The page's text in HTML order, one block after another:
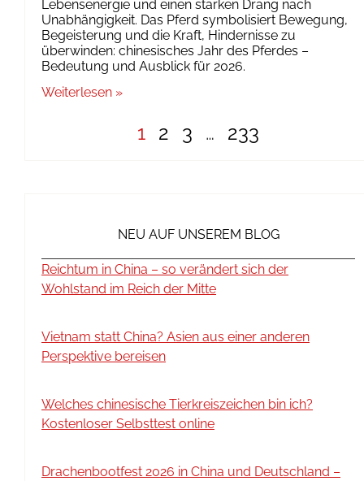
Lebensenergie und einen starken Drang nach
Unabhängigkeit. Das Pferd symbolisiert Bewegung,
Begeisterung und die Kraft, Hindernisse zu
überwinden: chinesisches Jahr des Pferdes –
Bedeutung und Ausblick für 2026.
Weiterlesen »
1 2 3 … 233
NEU AUF UNSEREM BLOG
Reichtum in China – so verändert sich der
Wohlstand im Reich der Mitte
Vietnam statt China? Asien aus einer anderen
Perspektive bereisen
Welches chinesische Tierkreiszeichen bin ich?
Kostenloser Selbsttest online
Drachenbootfest 2026 in China und Deutschland –